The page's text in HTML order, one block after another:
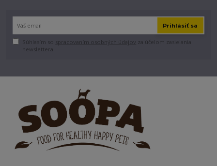
Prihlásiť sa
Súhlasím so spracovaním osobných údajov za účelom zasielania
newslettera.